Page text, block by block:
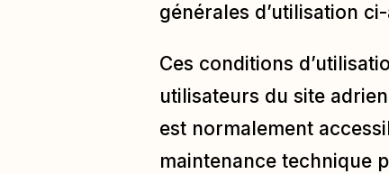
générales d’utilisation
Ces conditions
utilisateurs du site
est normalement
maintenance technique